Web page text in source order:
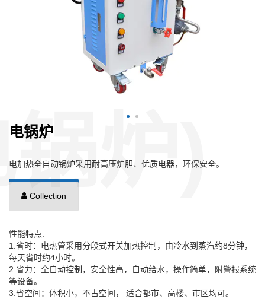
电锅炉
电加热全自动锅炉采用耐高压炉胆、优质电器，环保安全。
Collection
性能特点:
1.省时：电热管采用分段式开关加热控制，由冷水到蒸汽约8分钟，
每天省时约4小时。
2.省力：全自动控制，安全性高，自动给水，操作简单，附警报系统
等设备。
3.省空间：体积小，不占空间， 适合都市、高楼、市区均可。